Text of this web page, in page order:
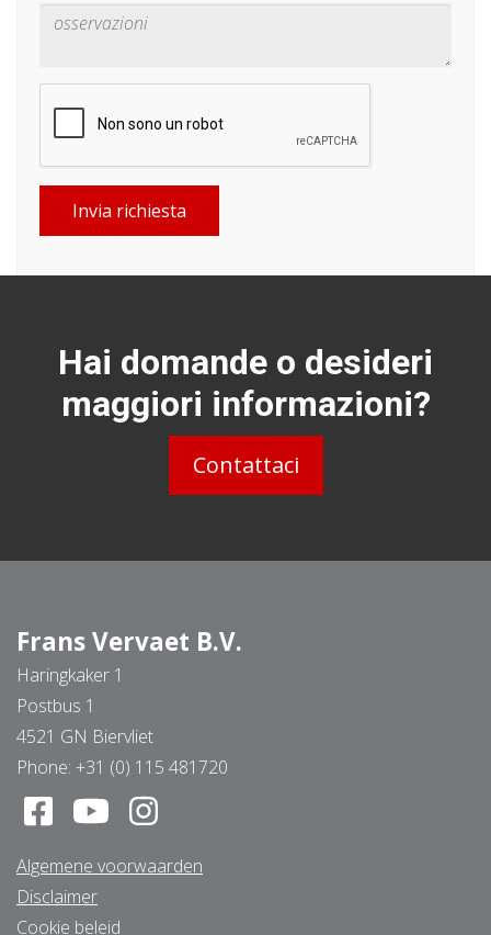
Invia richiesta
Hai domande o desideri
maggiori informazioni?
Contattaci
Frans Vervaet B.V.
Haringkaker 1
Postbus 1
4521 GN Biervliet
Phone: +31 (0) 115 481720
Algemene voorwaarden
Disclaimer
Cookie beleid